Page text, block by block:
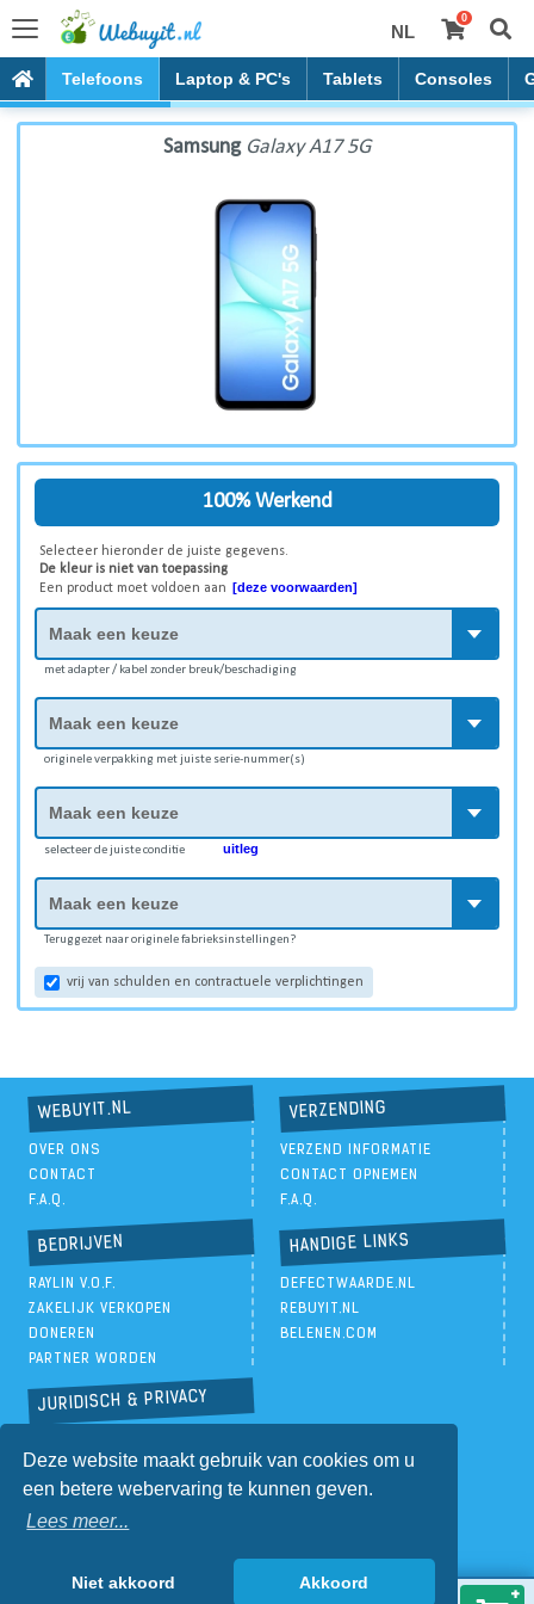
Deze website maakt gebruik van cookies om u
een betere webervaring te kunnen geven.
Lees meer...
Niet akkoord Akkoord
NL
0
Telefoons Laptop & PC's Tablets Consoles
Samsung Galaxy A17 5G
Samsung Galaxy A17 5G
100% Werkend
Selecteer hieronder de juiste gegevens.
De kleur is niet van toepassing
Een product moet voldoen aan [deze voorwaarden]
met adapter / kabel zonder breuk/beschadiging
originele verpakking met juiste serie-nummer(s)
selecteer de juiste conditie uitleg
Teruggezet naar originele fabrieksinstellingen?
vrij van schulden en contractuele verplichtingen
WEBUYIT.NL
OVER ONS
CONTACT
F.A.Q.
VERZENDING
VERZEND INFORMATIE
CONTACT OPNEMEN
F.A.Q.
BEDRIJVEN
RAYLIN V.O.F.
ZAKELIJK VERKOPEN
DONEREN
PARTNER WORDEN
HANDIGE LINKS
DEFECTWAARDE.NL
REBUYIT.NL
BELENEN.COM
JURIDISCH & PRIVACY
ALGEMENE VOORWAARDEN